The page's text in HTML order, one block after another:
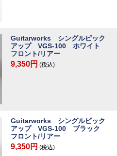
Guitarworks シングルピック
アップ VGS-100 ホワイト
フロント/リアー
9,350円 (税込)
Guitarworks シングルピック
アップ VGS-100 ブラック
フロント/リアー
9,350円 (税込)